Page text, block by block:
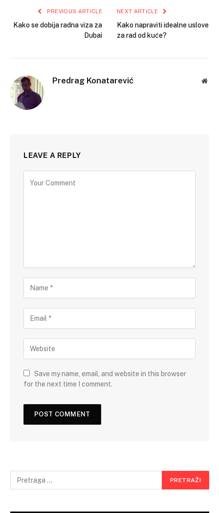
PREVIOUS ARTICLE
Kako se dobija radna viza za
Dubai
NEXT ARTICLE
Kako napraviti idealne uslove
za rad od kuće?
Predrag Konatarević
LEAVE A REPLY
Save my name, email, and website in this browser
for the next time I comment.